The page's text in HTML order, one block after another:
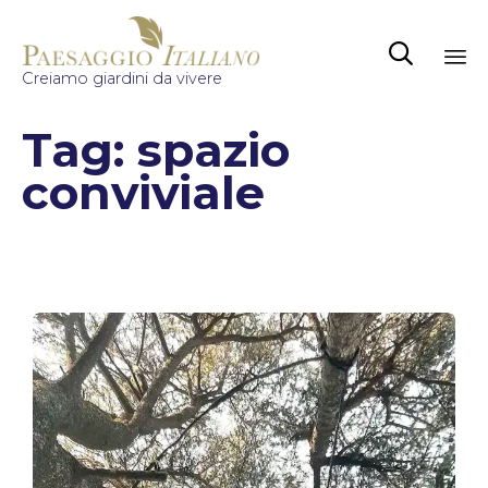
Creiamo giardini da vivere

Tag: spazio
conviviale